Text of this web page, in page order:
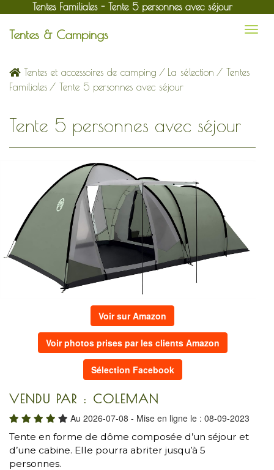
Tentes Familiales - Tente 5 personnes avec séjour
Tentes & Campings
Tentes et accessoires de camping / La sélection / Tentes
Familiales / Tente 5 personnes avec séjour
Tente 5 personnes avec séjour
Voir sur Amazon
Voir photos prises par les clients Amazon
Sélection Facebook
VENDU PAR : COLEMAN
Au 2026-07-08 - Mise en ligne le : 08-09-2023
Tente en forme de dôme composée d’un séjour et
d’une cabine. Elle pourra abriter jusqu’à 5
personnes.